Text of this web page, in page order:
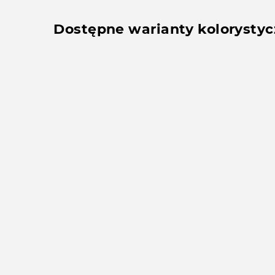
Dostępne warianty